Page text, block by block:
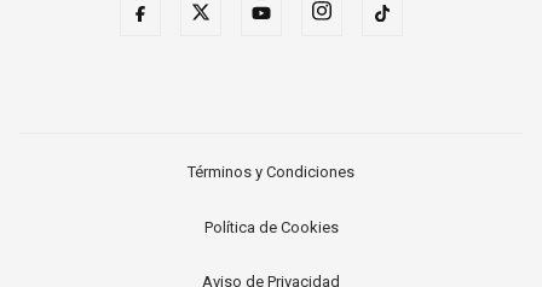
Términos y Condiciones
Política de Cookies
Aviso de Privacidad